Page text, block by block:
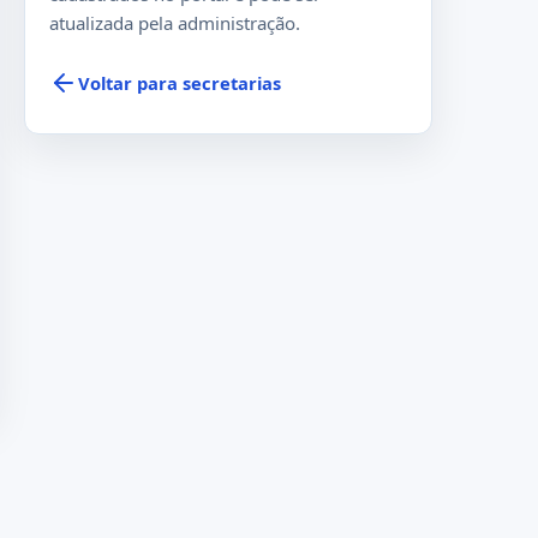
atualizada pela administração.
Voltar para secretarias